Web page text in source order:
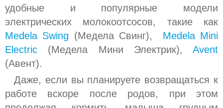
удобные и популярные модели
электрических молокоотсосов, такие как
Medela Swing (Медела Свинг), Мedela Mini
Electric (Медела Мини Электрик), Avent
(Авент).
Даже, если вы планируете возвращаться к
работе вскоре после родов, при этом